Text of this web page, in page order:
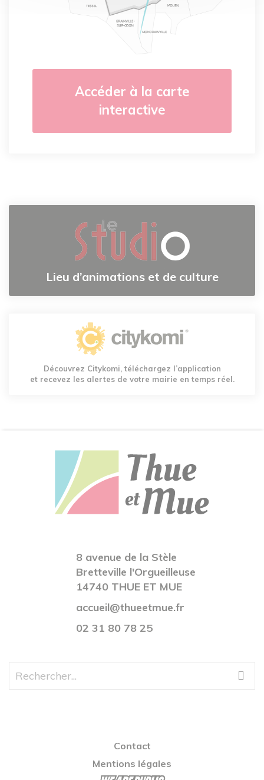
Accéder à la carte
interactive
Lieu d’animations et de culture
Découvrez Citykomi, téléchargez l’application
et recevez les alertes de votre mairie en temps réel.
8 avenue de la Stèle
Bretteville l'Orgueilleuse
14740 THUE ET MUE
accueil@thueetmue.fr
02 31 80 78 25
Contact
Mentions légales